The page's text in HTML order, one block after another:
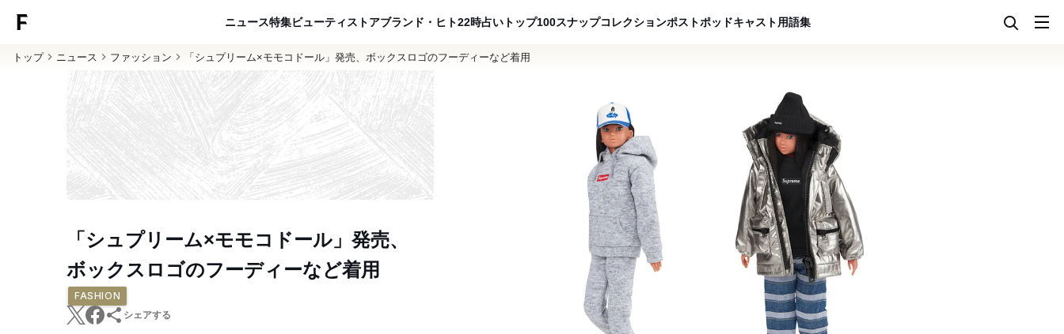
ニュース特集ビューティ ストアブランド・ヒト22時占い トップ100スナップコレクションポストポッドキャスト用語集
トップ ニュース ファッション 「シュプリーム×モモコドール」発売、ボックスロゴのフーディーなど着用
「シュプリーム×モモコドール」発売、
ボックスロゴのフーディーなど着用
FASHION
シェアする